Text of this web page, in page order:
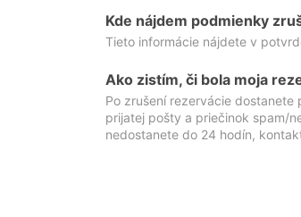
Kde nájdem podmienky
Tieto informácie nájdete v
Ako zistím, či bola moja
Po zrušení rezervácie
prijatej pošty a priečinok spam/
nedostanete do 24 hodín,